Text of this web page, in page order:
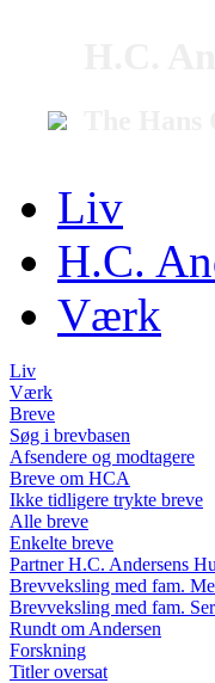
Liv
H.C.
Værk
Liv
Værk
Breve
Søg i brevbasen
Afsendere og modtagere
Breve om HCA
Ikke tidligere trykte breve
Alle breve
Enkelte breve
Partner H.C. Andersens
Brevveksling med fam.
Brevveksling med fam.
Rundt om Andersen
Forskning
Titler oversat